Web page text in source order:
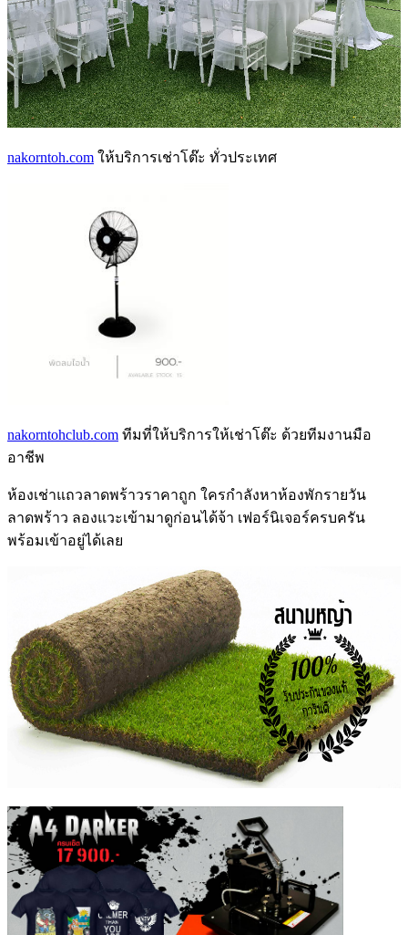
nakorntoh.com ให้บริการเช่าโต๊ะ ทั่วประเทศ
nakorntohclub.com ทีมที่ให้บริการให้เช่าโต๊ะ ด้วยทีมงานมือ
อาชีพ
ห้องเช่าแถวลาดพร้าวราคาถูก ใครกำลังหาห้องพักรายวัน
ลาดพร้าว ลองแวะเข้ามาดูก่อนได้จ้า เฟอร์นิเจอร์ครบครัน
พร้อมเข้าอยู่ได้เลย